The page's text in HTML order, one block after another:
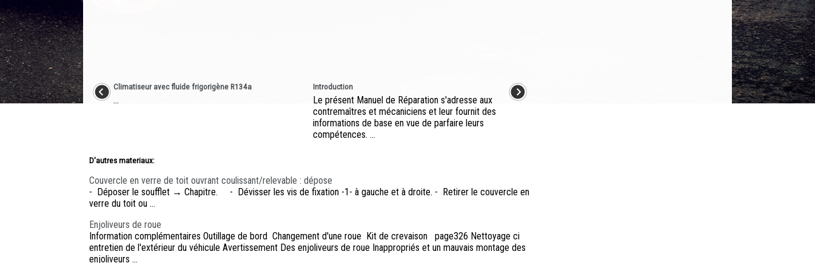
Climatiseur avec fluide frigorigène R134a
...
Introduction
Le présent Manuel de Réparation s'adresse aux
contremaîtres et mécaniciens et leur fournit des
informations de base en vue de parfaire leurs
compétences. ...
D'autres materiaux:
Couvercle en verre de toit ouvrant coulissant/relevable : dépose
- Déposer le soufflet → Chapitre. - Dévisser les vis de fixation -1- à gauche et à droite. - Retirer le couvercle en
verre du toit ou ...
Enjoliveurs de roue
Information complémentaires Outillage de bord Changement d'une roue Kit de crevaison page326 Nettoyage ci
entretien de l'extérieur du véhicule Avertissement Des enjoliveurs de roue Inappropriés et un mauvais montage des
enjoliveurs ...